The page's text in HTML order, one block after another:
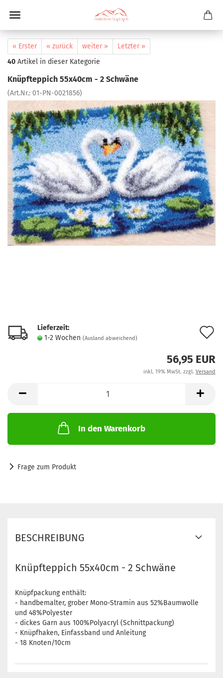
« Erster « zurück weiter »
Letzter »
40 Artikel in dieser Kategorie
Knüpfteppich 55x40cm - 2 Schwäne
(Art.Nr.: 01-PN-0021856)
Lieferzeit:
1-2 Wochen (Ausland abweichend)
56,95 EUR
inkl. 19% MwSt. zzgl. Versand
In den Warenkorb
Frage zum Produkt
BESCHREIBUNG
Knüpfteppich 55x40cm - 2 Schwäne
Knüpfpackung enthält:
- handbemalter, grober Mono-Stramin aus 52%Baumwolle
und 48%Polyester
- dickes Garn aus 100%Polyacryl (Schnittpackung)
- Knüpfhaken, Einfassband und Anleitung
- 18 Knoten/10cm